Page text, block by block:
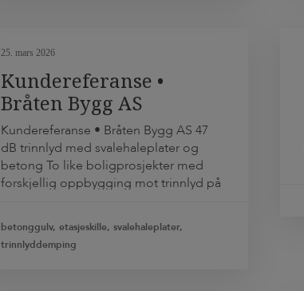
25. mars 2026
Kundereferanse •
Bråten Bygg AS
Kundereferanse • Bråten Bygg AS 47
dB trinnlyd med svalehaleplater og
betong To like boligprosjekter med
forskjellig oppbygging mot trinnlyd på
Svalehaleplater og betong på
gummistrimler, gav 4dB bedre
lyddemping enn
betonggulv, etasjeskille, svalehaleplater,
trinnlyddemping